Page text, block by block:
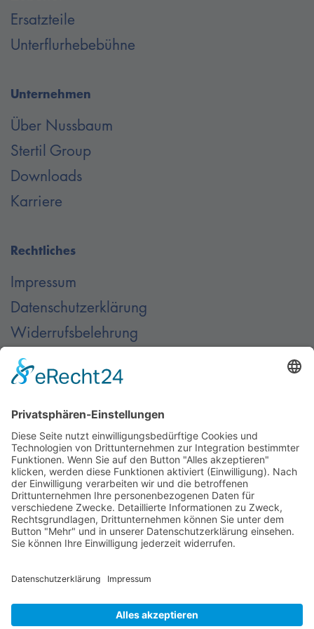
Hebebühne langfristig gegen Schmutz und Wetter geschützt.
Ersatzteile
Unterflurhebebühne
Unternehmen
Über Nussbaum
Stertil Group
Downloads
Karriere
Rechtliches
Impressum
Datenschutzerklärung
Widerrufsbelehrung
AGB
Kontakt
Kontaktieren Sie uns
© Nussbaum Automotive Lifts GmbH - Alle Rechte
vorbehalten.